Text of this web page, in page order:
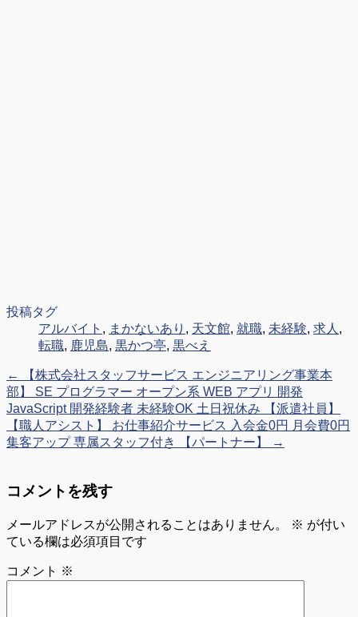
投稿タグ
アルバイト , まかないあり , 天文館, 就職, 未経験, 求人 ,
転職, 鹿児島, 黒かつ亭, 黒べえ
←
【株式会社スタッフサービス エンジニアリング事業本
部】 SE プログラマー オープン系 WEB アプリ 開発
JavaScript 開発経験者 未経験OK 土日祝休み 【派遣社員】
【職人アシスト】 お仕事紹介サービス 入会金0円 月会費0円
集客アップ 専属スタッフ付き 【パートナー】
→
コメントを残す
メールアドレスが公開されることはありません。 ※ が付い
ている欄は必須項目です
コメント ※